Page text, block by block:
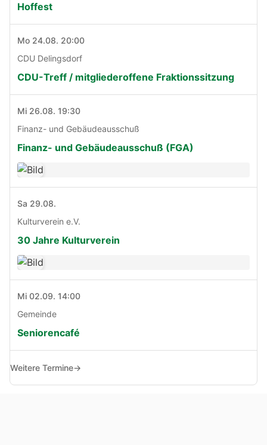
Hoffest
Mo 24.08. 20:00
CDU Delingsdorf
CDU-Treff / mitgliederoffene Fraktionssitzung
Mi 26.08. 19:30
Finanz- und Gebäudeausschuß
Finanz- und Gebäudeausschuß (FGA)
Sa 29.08.
Kulturverein e.V.
30 Jahre Kulturverein
Mi 02.09. 14:00
Gemeinde
Seniorencafé
Weitere Termine→